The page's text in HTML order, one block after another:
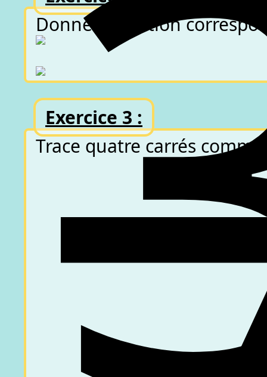
Donne la fraction
Exercice 3 :
Trace quatre carrés